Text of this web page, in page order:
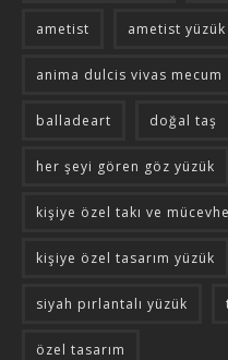
ametist ametist yüzük
anima dulcis vivas mecum
balladeart doğal taş
her şeyi gören göz yüzük
kişiye özel takı ve
kişiye özel tasarım yüzük
siyah pırlantalı yüzük
özel tasarım